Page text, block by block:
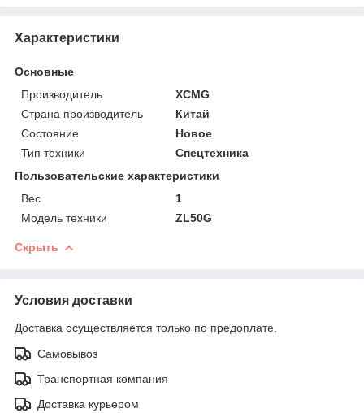
Характеристики
Основные
Производитель
XCMG
Страна производитель
Китай
Состояние
Новое
Тип техники
Спецтехника
Пользовательские характеристики
Вес
1
Модель техники
ZL50G
Скрыть
Условия доставки
Доставка осуществляется только по предоплате.
Самовывоз
Транспортная компания
Доставка курьером